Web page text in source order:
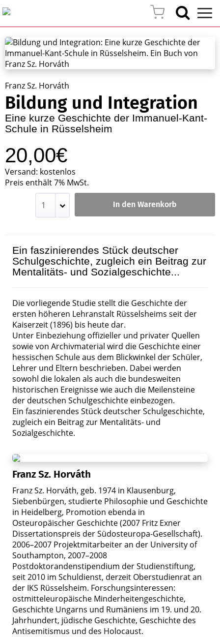
Franz Sz. Horváth
Bildung und Integration
Eine kurze Geschichte der Immanuel-Kant-
Schule in Rüsselsheim
20,00€
Versand: kostenlos
Preis enthält 7% MwSt.
In den Warenkorb
Ein faszinierendes Stück deutscher
Schulgeschichte, zugleich ein Beitrag zur
Mentalitäts- und Sozialgeschichte...
Die vorliegende Studie stellt die Geschichte der
ersten höheren Lehranstalt Rüsselsheims seit der
Kaiserzeit (1896) bis heute dar.
Unter Einbeziehung offizieller und privater Quellen
sowie von Archivmaterial wird die Geschichte einer
hessischen Schule aus dem Blickwinkel der Schüler,
Lehrer und Eltern beschrieben. Dabei werden
sowohl die lokalen als auch die bundesweiten
historischen Ereignisse wie auch die Meilensteine
der deutschen Schulgeschichte einbezogen.
Ein faszinierendes Stück deutscher Schulgeschichte,
zugleich ein Beitrag zur Mentalitäts- und
Sozialgeschichte.
Franz Sz. Horváth
Franz Sz. Horváth, geb. 1974 in Klausenburg,
Siebenbürgen, studierte Philosophie und Geschichte
in Heidelberg, Promotion ebenda in
Osteuropäischer Geschichte (2007 Fritz Exner
Dissertationspreis der Südosteuropa-Gesellschaft).
2006–2007 Projektmitarbeiter an der University of
Southampton, 2007–2008
Postdoktorandenstipendium der Studienstiftung,
seit 2010 im Schuldienst, derzeit Oberstudienrat an
der IKS Rüsselsheim. Forschungsinteressen:
ostmitteleuropäische Minderheitengeschichte,
Geschichte Ungarns und Rumäniens im 19. und 20.
Jahrhundert, jüdische Geschichte, Geschichte des
Antisemitismus und des Holocaust.